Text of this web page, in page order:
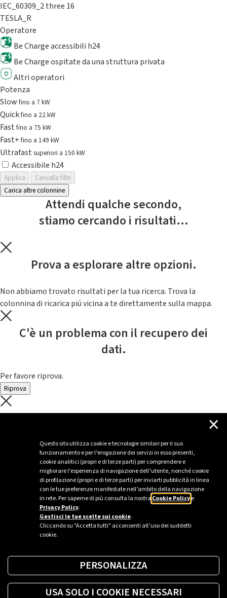
Questo sito utilizza cookie e tecnologie similari per il suo
funzionamento e per l’erogazione dei servizi in esso presenti,
cookie analitici (propri e di terze parti) per comprendere e
migliorare l’esperienza di navigazione dell’utente, nonché cookie
di profilazione (propri e di terze parti) per inviarti pubblicità in linea
con le tue preferenze manifestate nell’ambito della navigazione
in rete. Per saperne di più consulta la nostra Cookie Policye
Privacy Policy.
Gestisci le tue scelte sui cookie.
Cliccando su "Accetta tutti" acconsenti all’uso dei suddetti
cookie.
×
PERSONALIZZA
USA SOLO I COOKIE NECESSARI
IEC_60309_2 three 16
TESLA_R
Operatore
Be Charge accessibili h24
Be Charge ospitate da una struttura privata
Altri operatori
Potenza
Slowfino a 7 kW
Quickfino a 22 kW
Fastfino a 75 kW
Fast+fino a 149 kW
Ultrafast superiori a 150 kW
Accessibile h24
Applica
Cancella filtri
Carica altre colonnine
Attendi qualche secondo,
stiamo cercando i risultati...
Prova a esplorare altre opzioni.
Non abbiamo trovato risultati per la tua ricerca. Trova la
colonnina di ricarica piú vicina a te direttamente sulla mappa.
C'è un problema con il recupero dei
dati.
Per favore riprova.
Riprova
C'è un problema con il recupero dei
Per favore riprova piú tardi
Sei un’azienda o una PA?
Trova la soluzione più giusta per te.
Richiedi una colonnina